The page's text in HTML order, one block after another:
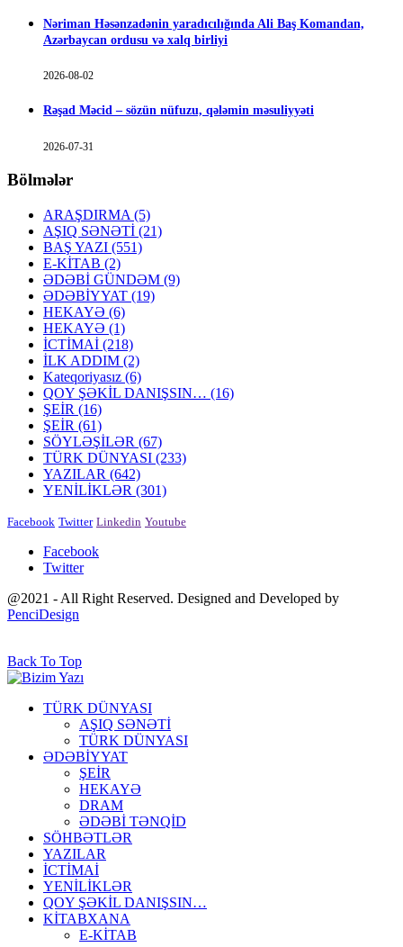
Nəriman Həsənzadənin yaradıcılığında Ali Baş Komandan,
Azərbaycan ordusu və xalq birliyi
2026-08-02
Rəşad Məcid – sözün nüfuzu, qələmin məsuliyyəti
2026-07-31
Bölmələr
ARAŞDIRMA (5)
AŞIQ SƏNƏTİ (21)
BAŞ YAZI (551)
E-KİTAB (2)
ƏDƏBİ GÜNDƏM (9)
ƏDƏBİYYAT (19)
HEKAYƏ (6)
HEKAYƏ (1)
İCTİMAİ (218)
İLK ADDIM (2)
Kateqoriyasız (6)
QOY ŞƏKİL DANIŞSIN… (16)
ŞEİR (16)
ŞEİR (61)
SÖYLƏŞİLƏR (67)
TÜRK DÜNYASI (233)
YAZILAR (642)
YENİLİKLƏR (301)
Facebook Twitter Linkedin Youtube
Facebook
Twitter
@2021 - All Right Reserved. Designed and Developed by
PenciDesign
Back To Top
TÜRK DÜNYASI
AŞIQ SƏNƏTİ
TÜRK DÜNYASI
ƏDƏBİYYAT
ŞEİR
HEKAYƏ
DRAM
ƏDƏBİ TƏNQİD
SÖHBƏTLƏR
YAZILAR
İCTİMAİ
YENİLİKLƏR
QOY ŞƏKİL DANIŞSIN…
KİTABXANA
E-KİTAB